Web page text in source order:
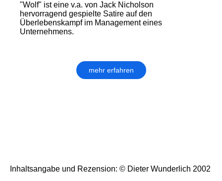
"Wolf" ist eine v.a. von Jack Nicholson
hervorragend gespielte Satire auf den
Überlebenskampf im Management eines
Unternehmens.
mehr erfahren
Inhaltsangabe und Rezension: © Dieter Wunderlich 2002